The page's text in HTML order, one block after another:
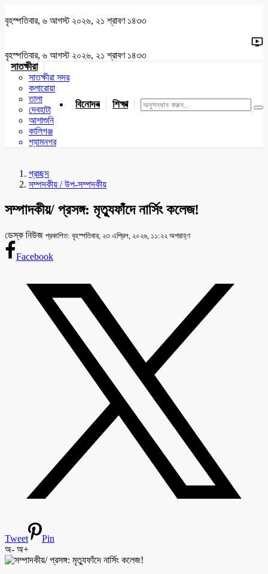
বৃহস্পতিবার, ৬ আগস্ট ২০২৬, ২১ শ্রাবণ ১৪৩৩
বৃহস্পতিবার, ৬ আগস্ট ২০২৬, ২১ শ্রাবণ ১৪৩৩
সাতক্ষীরা
সাতক্ষীরা সদর
কলারোয়া
তালা
দেবহাটা
আশাশুনি
কালিগঞ্জ
শ্যামনগর
বিনোদন শিক্ষা খেলাধুলা জাতীয় যশোর
প্রচ্ছদ
সম্পদকীয় / উপ-সম্পদকীয়
সম্পাদকীয়/ প্রসঙ্গ: মৃত্যুফাঁদে নার্সিং কলেজ!
ডেস্ক নিউজ প্রকাশিত: বৃহস্পতিবার, ২৩ এপ্রিল, ২০২৬, ১১:২২ অপরাহ্ণ
Facebook
Tweet
Pin
অ- অ+